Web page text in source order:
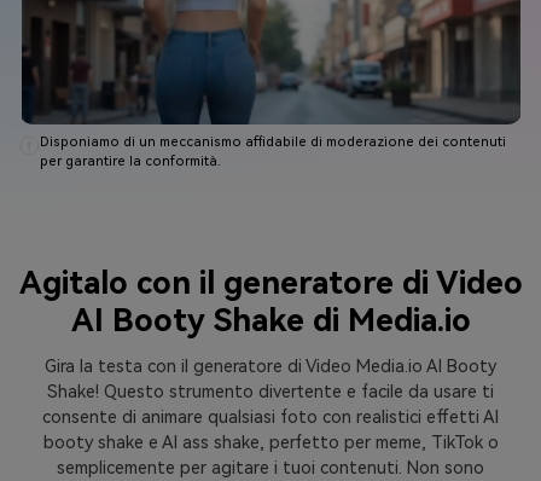
Disponiamo di un meccanismo affidabile di moderazione dei contenuti
per garantire la conformità.
Agitalo con il generatore di Video
AI Booty Shake di Media.io
Gira la testa con il generatore di Video Media.io AI Booty
Shake! Questo strumento divertente e facile da usare ti
consente di animare qualsiasi foto con realistici effetti AI
booty shake e AI ass shake, perfetto per meme, TikTok o
semplicemente per agitare i tuoi contenuti. Non sono